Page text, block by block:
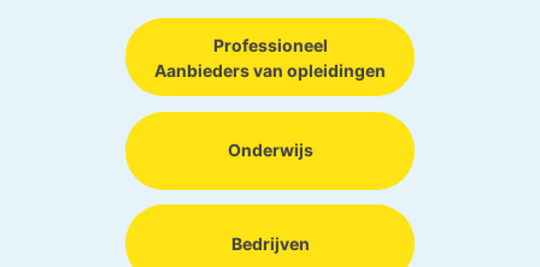
Professioneel
Aanbieders van opleidingen
Onderwijs
Bedrijven